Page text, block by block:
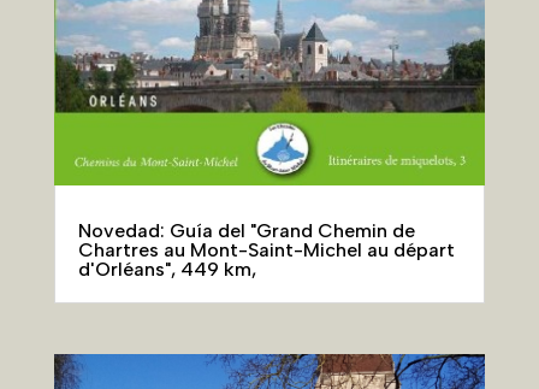
Colocación del "Miquelot" en Evrecy, abril
de 2023